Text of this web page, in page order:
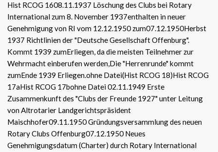
Hist RCOG 1608.11.1937 Löschung des Clubs bei Rotary
International zum 8. November 1937enthalten in neuer
Genehmigung von RI vom 12.12.1950 zum07.12.1950Herbst
1937 Richtlinien der "Deutsche Gesellschaft Offenburg".
Kommt 1939 zumErliegen, da die meisten Teilnehmer zur
Wehrmacht einberufen werden,Die "Herrenrunde" kommt
zumEnde 1939 Erliegen.ohne Datei(Hist RCOG 18)Hist RCOG
17aHist RCOG 17bohne Datei 02.11.1949 Erste
Zusammenkunft des "Clubs der Freunde 1927" unter Leitung
von Altrotarier Landgerichtspräsident
Maischhofer09.11.1950 Gründungsversammlung des neuen
Rotary Clubs Offenburg07.12.1950 Neues
Genehmigungsdatum (Charter) durch Rotary International